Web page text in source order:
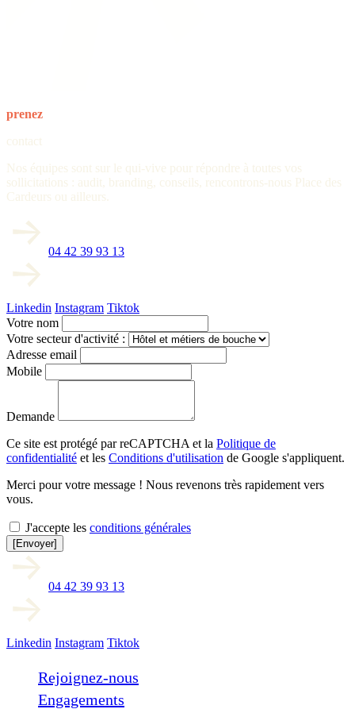
prenez
contact
Nos équipes sont sur le qui-vive pour répondre à toutes vos
sollicitations : audit, branding, conseils, rencontrons-nous Place des
Cardeurs ou ailleurs.
04 42 39 93 13
Linkedin Instagram Tiktok
Votre nom
Votre secteur d'activité :
Adresse email
Mobile
Demande
Ce site est protégé par reCAPTCHA et la Politique de
confidentialité et les Conditions d'utilisation de Google s'appliquent.
Merci pour votre message ! Nous revenons très rapidement vers
vous.
J'accepte les conditions générales
[Envoyer]
04 42 39 93 13
Linkedin Instagram Tiktok
Rejoignez-nous
Engagements